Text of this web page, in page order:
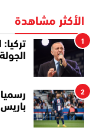
الأكثر مشاهدة
1
2